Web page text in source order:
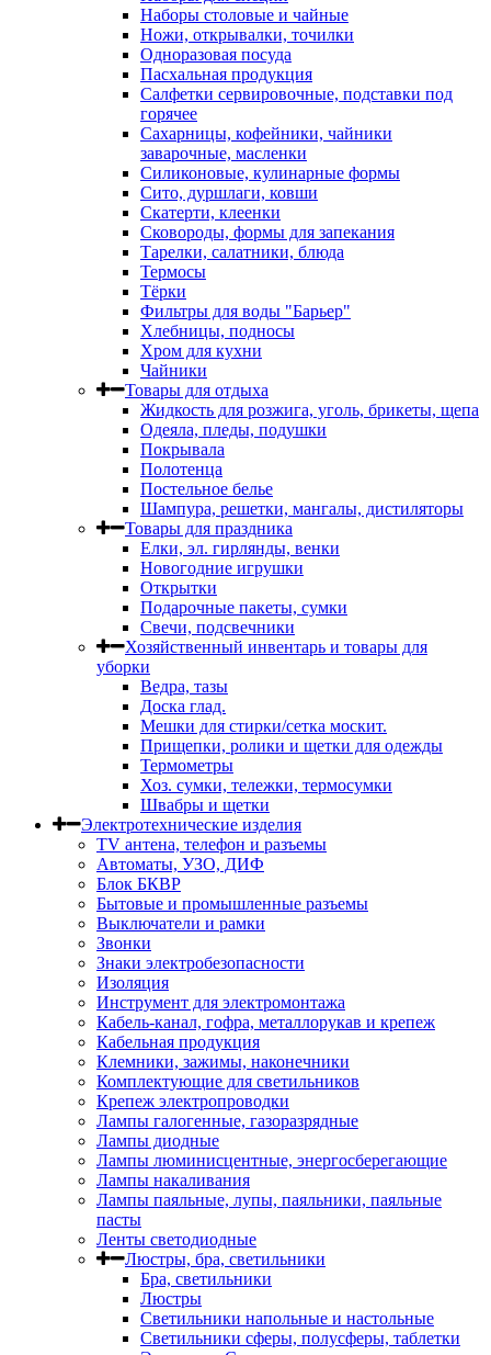
Наборы столовые и чайные
Ножи, открывалки, точилки
Одноразовая посуда
Пасхальная продукция
Салфетки сервировочные, подставки под
горячее
Сахарницы, кофейники, чайники
заварочные, масленки
Силиконовые, кулинарные формы
Сито, дуршлаги, ковши
Скатерти, клеенки
Сковороды, формы для запекания
Тарелки, салатники, блюда
Термосы
Тёрки
Фильтры для воды "Барьер"
Хлебницы, подносы
Хром для кухни
Чайники
Товары для отдыха
Жидкость для розжига, уголь, брикеты, щепа
Одеяла, пледы, подушки
Покрывала
Полотенца
Постельное белье
Шампура, решетки, мангалы, дистиляторы
Товары для праздника
Елки, эл. гирлянды, венки
Новогодние игрушки
Открытки
Подарочные пакеты, сумки
Свечи, подсвечники
Хозяйственный инвентарь и товары для
уборки
Ведра, тазы
Доска глад.
Мешки для стирки/сетка москит.
Прищепки, ролики и щетки для одежды
Термометры
Хоз. сумки, тележки, термосумки
Швабры и щетки
Электротехнические изделия
TV aнтена, телефон и разъемы
Автоматы, УЗО, ДИФ
Блок БКВР
Бытовые и промышленные разъемы
Выключатели и рамки
Звонки
Знаки электробезопасности
Изоляция
Инструмент для электромонтажа
Кабель-канал, гофра, металлорукав и крепеж
Кабельная продукция
Клемники, зажимы, наконечники
Комплектующие для светильников
Крепеж электропроводки
Лампы галогенные, газоразрядные
Лампы диодные
Лампы люминисцентные, энергосберегающие
Лампы накаливания
Лампы паяльные, лупы, паяльники, паяльные
пасты
Ленты светодиодные
Люстры, бра, светильники
Бра, светильники
Люстры
Светильники напольные и настольные
Светильники сферы, полусферы, таблетки